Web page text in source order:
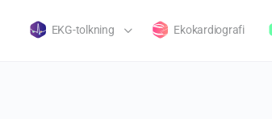
EKG-tolkning Ekokardiografi